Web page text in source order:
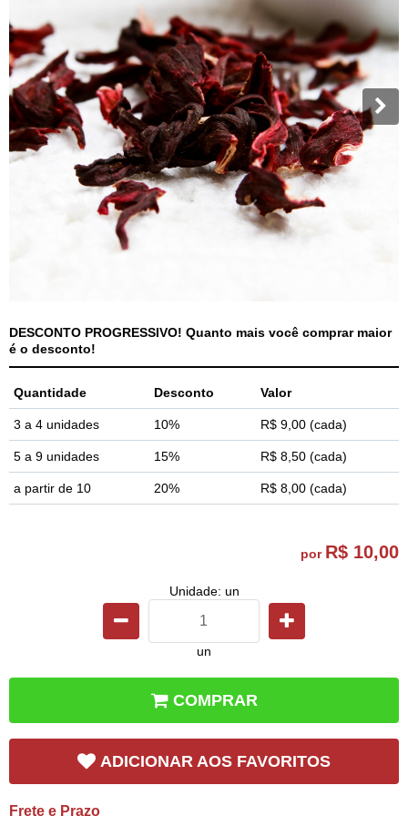
DESCONTO PROGRESSIVO! Quanto mais você comprar maior
é o desconto!
Quantidade Desconto Valor
3 a 4 unidades 10% R$ 9,00 (cada)
5 a 9 unidades 15% R$ 8,50 (cada)
a partir de 10 20% R$ 8,00 (cada)
por R$ 10,00
Unidade: un
un
COMPRAR
ADICIONAR AOS FAVORITOS
Frete e Prazo